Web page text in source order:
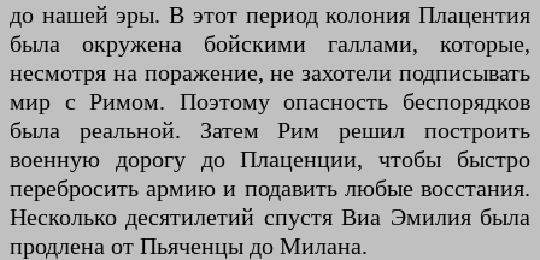
до нашей эры. В этот период колония Плацентия
была окружена бойскими галлами, которые,
несмотря на поражение, не захотели подписывать
мир с Римом. Поэтому опасность беспорядков
была реальной. Затем Рим решил построить
военную дорогу до Плаценции, чтобы быстро
перебросить армию и подавить любые восстания.
Несколько десятилетий спустя Виа Эмилия была
продлена от Пьяченцы до Милана.